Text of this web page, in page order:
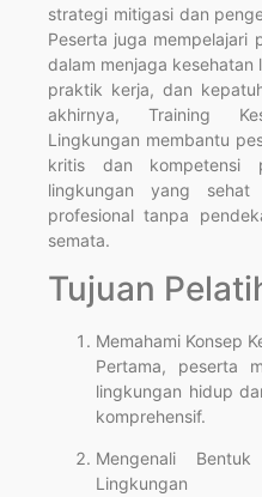
strategi mitigasi dan
Peserta juga mempelajari
dalam menjaga kesehatan
praktik kerja, dan
akhirnya, Training
Lingkungan membantu
kritis dan kompetensi
lingkungan yang sehat
profesional tanpa
semata.
Tujuan
Memahami Konsep
Pertama, peserta
lingkungan hidup
komprehensif.
Mengenali
Lingkungan